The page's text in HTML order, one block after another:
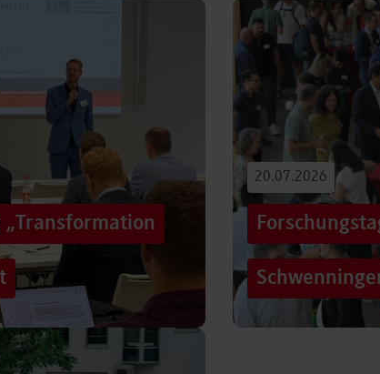
Stuttgarter
Truck, eine große…
Beitrag lesen
sich Technologien, Märkte
schneller verändern?
20.07.2026
Grenzen